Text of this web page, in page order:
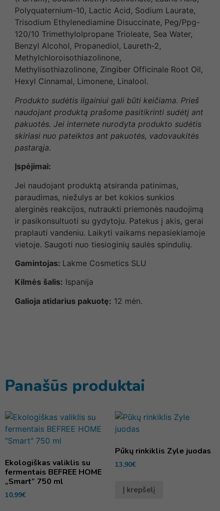
Polyquaternium-10, Lactic Acid, Sodium Laurate,
Trisodium Ethylenediamine Disuccinate, Peg/Ppg-
120/10 Trimethylolpropane Trioleate, Sea Water,
Benzyl Alcohol, Propanediol, Laureth-2,
Methylchloroisothiazolinone,
Methylisothiazolinone, Zingiber Officinale Root Oil,
Hexyl Cinnamal, Limonene, Linalool.
Produkto sudėtis ilgainiui gali būti keičiama. Prieš
naudojant produktą prašome pasitikrinti sudėtį ant
pakuotės. Jei internete nurodyta produkto sudėtis
skiriasi nuo pateiktos ant pakuotės, vadovaukitės
pastarąja.
Įspėjimai:
Jei naudojant produktą atsiranda patinimas,
paraudimas, niežulys ar bet kokios sunkios
alerginės reakcijos, nutraukti priemonės naudojimą
ir pasikonsultuoti su gydytoju. Patekus į akis, gerai
praplauti vandeniu. Laikyti vaikams nepasiekiamoje
vietoje. Saugoti nuo tiesioginių saulės spindulių.
Gamintojas: Lakme Cosmetics SLU
Kilmės šalis: Ispanija
Galioja atidarius pakuotę: 12 mėn.
Panašūs produktai
Ekologiškas valiklis su
fermentais BEFREE HOME
„Smart” 750 ml
10,99€
Pūkų rinkiklis Zyle juodas
13,90€
Į krepšelį